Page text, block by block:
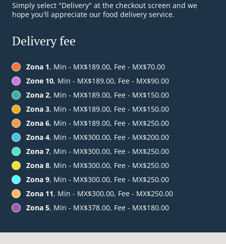
Simply select "Delivery" at the checkout screen and we
hope you'll appreciate our food delivery service.
Delivery fee
Zona 1, Min - MX$189.00, Fee - MX$70.00
Zone 10, Min - MX$189.00, Fee - MX$90.00
Zona 2, Min - MX$189.00, Fee - MX$150.00
Zona 3, Min - MX$189.00, Fee - MX$150.00
Zona 6, Min - MX$189.00, Fee - MX$250.00
Zona 4, Min - MX$300.00, Fee - MX$200.00
Zona 7, Min - MX$300.00, Fee - MX$250.00
Zona 8, Min - MX$300.00, Fee - MX$250.00
Zona 9, Min - MX$300.00, Fee - MX$250.00
Zona 11, Min - MX$300.00, Fee - MX$250.00
Zona 5, Min - MX$378.00, Fee - MX$180.00